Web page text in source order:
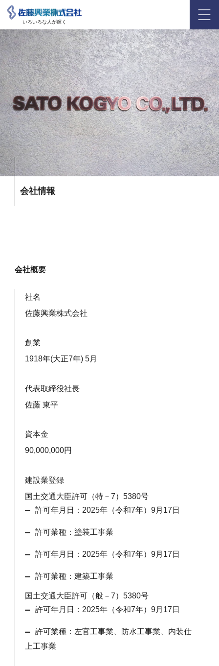
いろいろな人が輝く
会社情報
会社概要
社名
佐藤興業株式会社
創業
1918年(大正7年) 5月
代表取締役社長
佐藤 東平
資本金
90,000,000円
建設業登録
国土交通大臣許可（特－7）5380号
許可年月日：2025年（令和7年）9月17日
許可業種：塗装工事業
許可年月日：2025年（令和7年）9月17日
許可業種：建築工事業
国土交通大臣許可（般－7）5380号
許可年月日：2025年（令和7年）9月17日
許可業種：左官工事業、防水工事業、内装仕
上工事業